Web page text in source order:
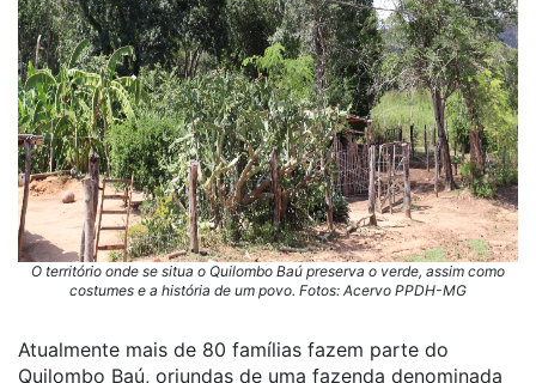
O território onde se situa o Quilombo Baú preserva o verde, assim como
costumes e a história de um povo. Fotos: Acervo PPDH-MG
Atualmente mais de 80 famílias fazem parte do
Quilombo Baú, oriundas de uma fazenda denominada